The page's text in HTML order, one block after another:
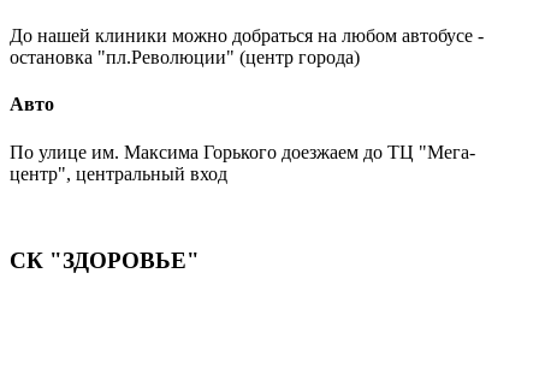
До нашей клиники можно добраться на любом автобусе -
остановка "пл.Революции" (центр города)
Авто
По улице им. Максима Горького доезжаем до ТЦ "Мега-
центр", центральный вход
СК "ЗДОРОВЬЕ"